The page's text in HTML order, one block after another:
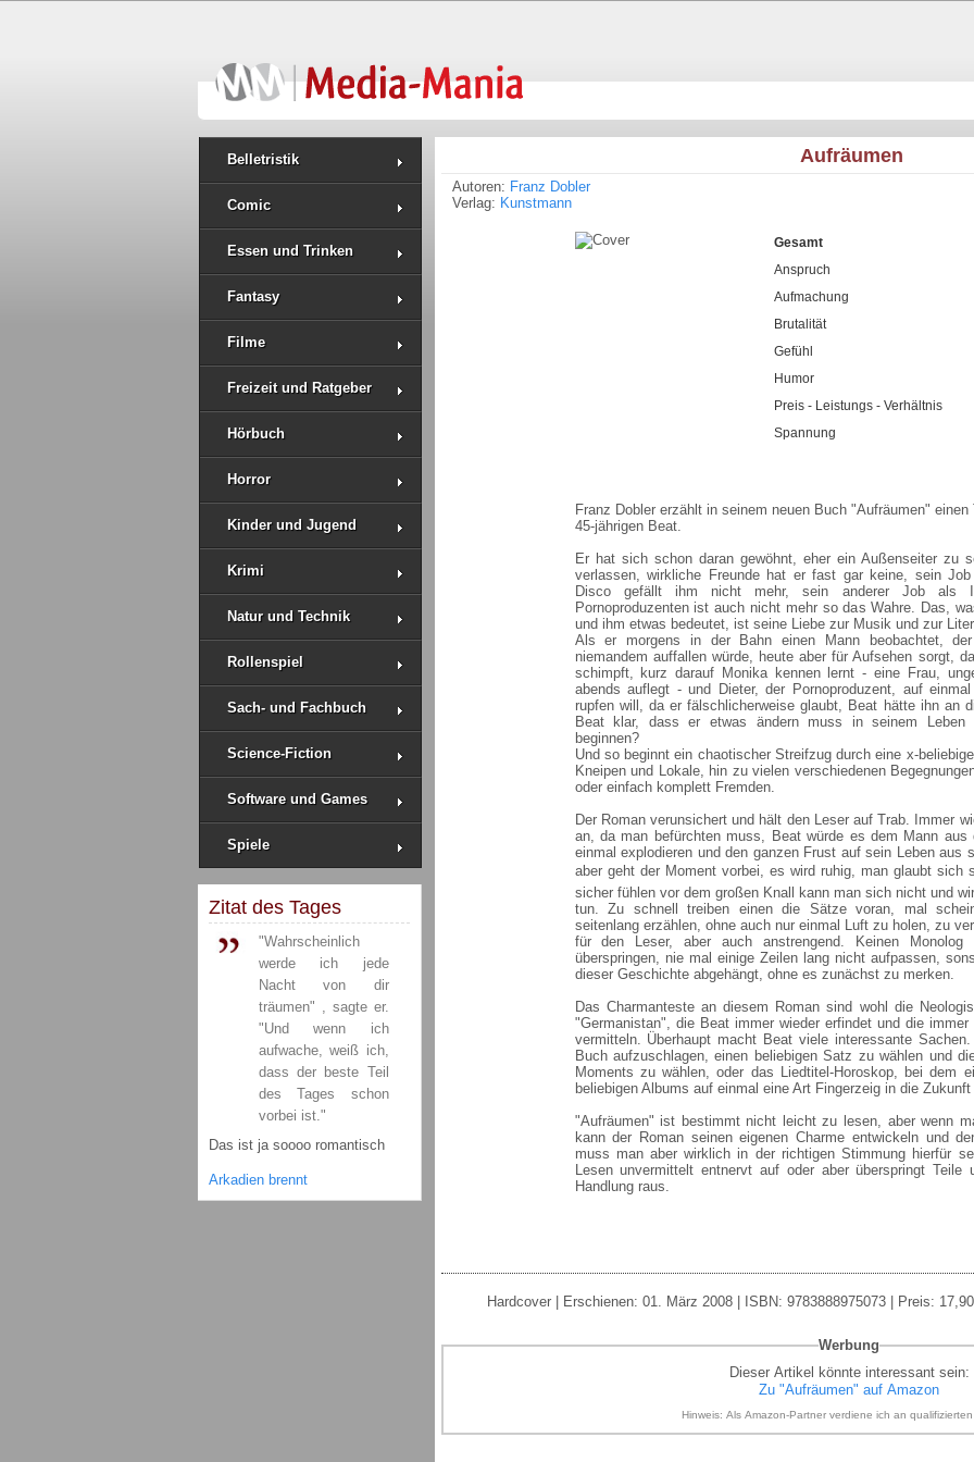
Belletristik
Comic
Essen und Trinken
Fantasy
Filme
Freizeit und Ratgeber
Hörbuch
Horror
Kinder und Jugend
Krimi
Natur und Technik
Rollenspiel
Sach- und Fachbuch
Science-Fiction
Software und Games
Spiele
Zitat des Tages
"Wahrscheinlich
werde ich jede
Nacht von dir
träumen" , sagte er.
"Und wenn ich
aufwache, weiß ich,
dass der beste Teil
des Tages schon
vorbei ist."
Das ist ja soooo romantisch
Arkadien brennt
Aufräumen
Autoren: Franz Dobler
Verlag: Kunstmann
Gesamt
Anspruch
Aufmachung
Brutalität
Gefühl
Humor
Preis - Leistungs - Verhältnis
Spannung
Franz Dobler erzählt in seinem neuen Buch "Aufräumen"
45-jährigen Beat.
Er hat sich schon daran gewöhnt, eher ein Außenseiter zu
verlassen, wirkliche Freunde hat er fast gar keine, sein
Disco gefällt ihm nicht mehr, sein anderer Job als
Pornoproduzenten ist auch nicht mehr so das Wahre. Das,
und ihm etwas bedeutet, ist seine Liebe zur Musik und zur
Als er morgens in der Bahn einen Mann beobachtet,
niemandem auffallen würde, heute aber für Aufsehen sorgt,
schimpft, kurz darauf Monika kennen lernt - eine Frau,
abends auflegt - und Dieter, der Pornoproduzent, auf
rupfen will, da er fälschlicherweise glaubt, Beat hätte ihn an
Beat klar, dass er etwas ändern muss in seinem Leben
beginnen?
Und so beginnt ein chaotischer Streifzug durch eine x-
Kneipen und Lokale, hin zu vielen verschiedenen
oder einfach komplett Fremden.
Der Roman verunsichert und hält den Leser auf Trab. Immer
an, da man befürchten muss, Beat würde es dem Mann aus
einmal explodieren und den ganzen Frust auf sein Leben aus
aber geht der Moment vorbei, es wird ruhig, man glaubt sich
sicher fühlen vor dem großen Knall kann man sich nicht und
tun. Zu schnell treiben einen die Sätze voran, mal
seitenlang erzählen, ohne auch nur einmal Luft zu holen, zu
für den Leser, aber auch anstrengend. Keinen
überspringen, nie mal einige Zeilen lang nicht aufpassen,
dieser Geschichte abgehängt, ohne es zunächst zu merken.
Das Charmanteste an diesem Roman sind wohl die
"Germanistan", die Beat immer wieder erfindet und die
vermitteln. Überhaupt macht Beat viele interessante
Buch aufzuschlagen, einen beliebigen Satz zu wählen und
Moments zu wählen, oder das Liedtitel-Horoskop, bei dem
beliebigen Albums auf einmal eine Art Fingerzeig in die
"Aufräumen" ist bestimmt nicht leicht zu lesen, aber wenn
kann der Roman seinen eigenen Charme entwickeln und
muss man aber wirklich in der richtigen Stimmung hierfür
Lesen unvermittelt entnervt auf oder aber überspringt
Handlung raus.
Hardcover | Erschienen: 01. März 2008 | ISBN: 9783888975073 | Preis:
Werbung
Dieser Artikel könnte interessant sein:
Zu "Aufräumen" auf Amazon
Hinweis: Als Amazon-Partner verdiene ich an